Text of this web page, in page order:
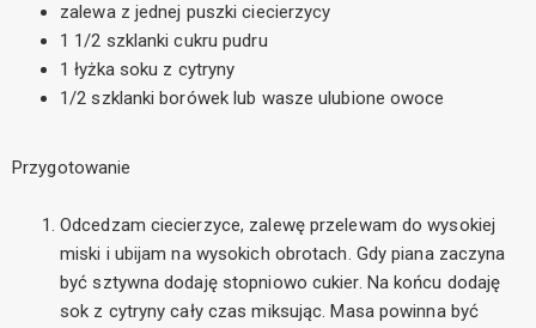
zalewa z jednej puszki ciecierzycy
1 1/2 szklanki cukru pudru
1 łyżka soku z cytryny
1/2 szklanki borówek lub wasze ulubione owoce
Przygotowanie
Odcedzam ciecierzyce, zalewę przelewam do wysokiej
miski i ubijam na wysokich obrotach. Gdy piana zaczyna
być sztywna dodaję stopniowo cukier. Na końcu dodaję
sok z cytryny cały czas miksując. Masa powinna być